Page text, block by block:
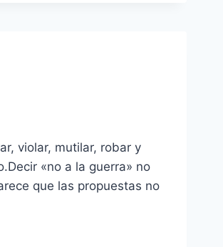
violar, mutilar, robar y
«no a la guerra» no
que las propuestas no